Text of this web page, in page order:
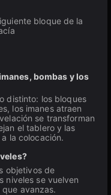
bloque de la
bombas y los
distinto: los bloques
los imanes atraen
se transforman
el tablero y las
la colocación.
objetivos de
niveles se vuelven
avanzas.